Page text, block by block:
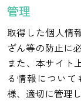
管理
取得した個人情
ざん等の防止に
また、本サイト
る情報につい
様、適切に管理し